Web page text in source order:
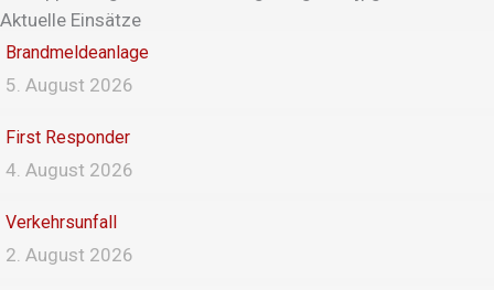
Aktuelle Einsätze
Brandmeldeanlage
5. August 2026
First Responder
4. August 2026
Verkehrsunfall
2. August 2026